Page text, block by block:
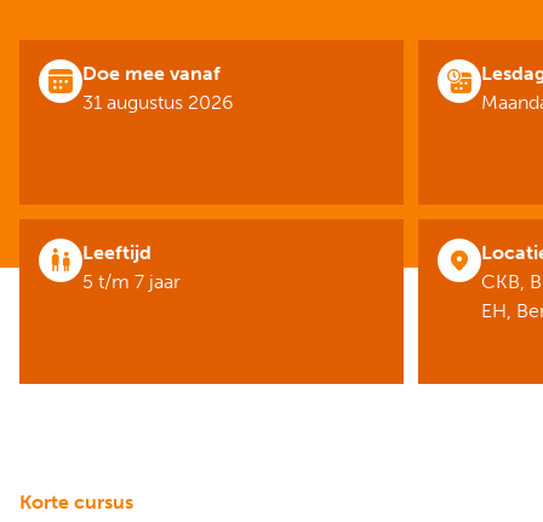
Doe mee vanaf
31 augustus 2026
Leeftijd
5 t/m 7 jaar
CKB,
EH,
Korte cursus